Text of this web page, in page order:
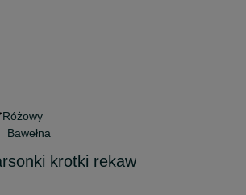
Różowy
Bawełna
krotki rekaw